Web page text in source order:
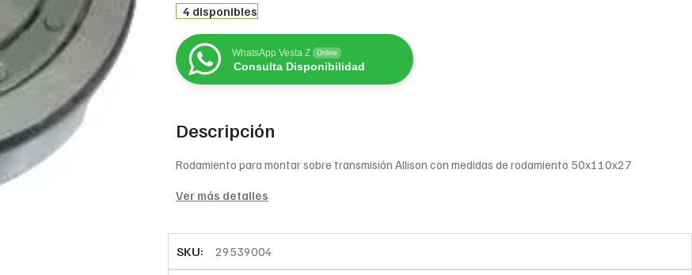
4 disponibles
WhatsApp Vesta Z Online
Consulta Disponibilidad
Descripción
Rodamiento para montar sobre transmisión Allison con medidas de rodamiento 50x110x27
Ver más detalles
SKU: 29539004